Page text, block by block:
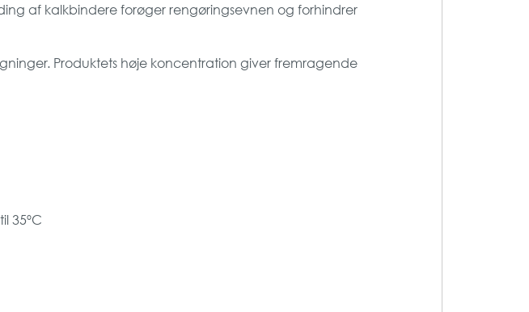
af kalkbindere forøger rengøringsevnen og forhindrer
Produktets høje koncentration giver fremragende
35ºC